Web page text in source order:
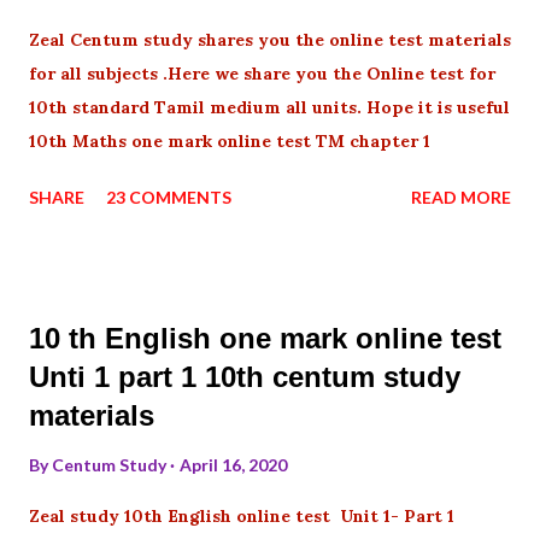
Zeal Centum study shares you the online test materials
for all subjects .Here we share you the Online test for
10th standard Tamil medium all units. Hope it is useful
10th Maths one mark online test TM chapter 1
SHARE 23 COMMENTS READ MORE
10 th English one mark online test
Unti 1 part 1 10th centum study
materials
ByCentum Study April 16, 2020
Zeal study 10th English online test Unit 1- Part 1